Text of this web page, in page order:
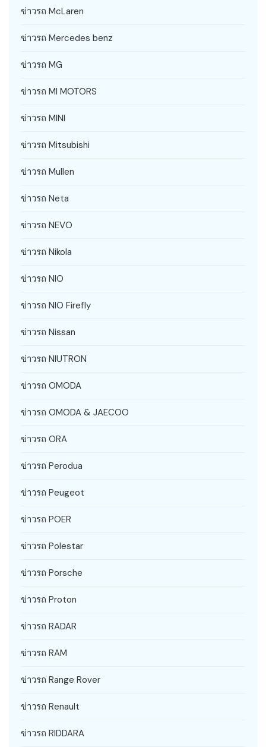
ข่าวรถ McLaren
ข่าวรถ Mercedes benz
ข่าวรถ MG
ข่าวรถ MI MOTORS
ข่าวรถ MINI
ข่าวรถ Mitsubishi
ข่าวรถ Mullen
ข่าวรถ Neta
ข่าวรถ NEVO
ข่าวรถ Nikola
ข่าวรถ NIO
ข่าวรถ NIO Firefly
ข่าวรถ Nissan
ข่าวรถ NIUTRON
ข่าวรถ OMODA
ข่าวรถ OMODA & JAECOO
ข่าวรถ ORA
ข่าวรถ Perodua
ข่าวรถ Peugeot
ข่าวรถ POER
ข่าวรถ Polestar
ข่าวรถ Porsche
ข่าวรถ Proton
ข่าวรถ RADAR
ข่าวรถ RAM
ข่าวรถ Range Rover
ข่าวรถ Renault
ข่าวรถ RIDDARA